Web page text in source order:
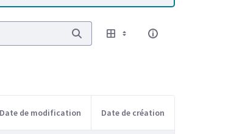
Date de modification Date de création